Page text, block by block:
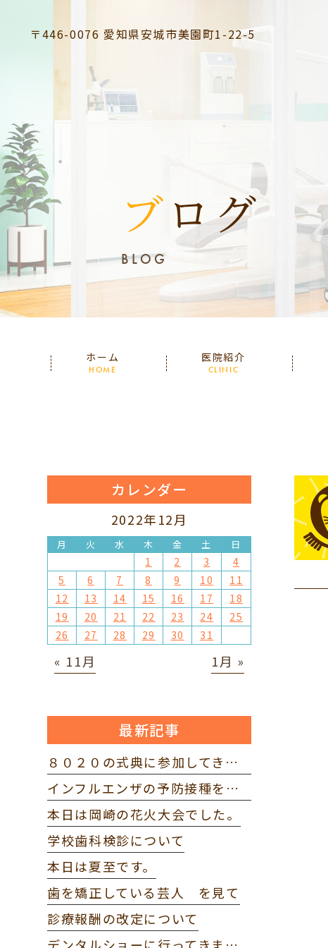
〒446-0076 愛知県安城市美園町1-22-5
ブログ
BLOG
ホーム
HOME
医院紹介
CLINIC
カレンダー
2022年12月
月 火 水 木 金 土 日
1 2 3
4
5
6 7 8 9 10
11
12
13 14 15 16 17
18
19
20 21 22 23 24
25
26
27 28 29 30 31
« 11月 1月 »
最新記事
８０２０の式典に参加してきました。
インフルエンザの予防接種を打ってきました。
本日は岡崎の花火大会でした。
学校歯科検診について
本日は夏至です。
歯を矯正している芸人 を見て
診療報酬の改定について